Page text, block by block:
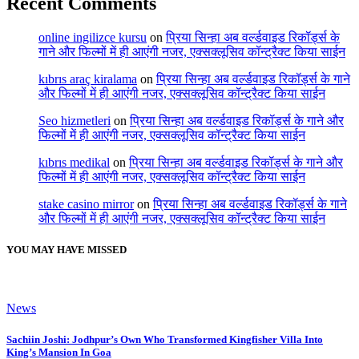
online ingilizce kursu onप्रिया सिन्हा अब वर्ल्डवाइड रिकॉर्ड्स के
गाने और फिल्मों में ही आएंगी नजर, एक्सक्लूसिव कॉन्ट्रैक्ट किया साईन
kıbrıs araç kiralama onप्रिया सिन्हा अब वर्ल्डवाइड रिकॉर्ड्स के गाने
और फिल्मों में ही आएंगी नजर, एक्सक्लूसिव कॉन्ट्रैक्ट किया साईन
Seo hizmetleri onप्रिया सिन्हा अब वर्ल्डवाइड रिकॉर्ड्स के गाने और
फिल्मों में ही आएंगी नजर, एक्सक्लूसिव कॉन्ट्रैक्ट किया साईन
kıbrıs medikal onप्रिया सिन्हा अब वर्ल्डवाइड रिकॉर्ड्स के गाने और
फिल्मों में ही आएंगी नजर, एक्सक्लूसिव कॉन्ट्रैक्ट किया साईन
stake casino mirroronप्रिया सिन्हा अब वर्ल्डवाइड रिकॉर्ड्स के गाने
और फिल्मों में ही आएंगी नजर, एक्सक्लूसिव कॉन्ट्रैक्ट किया साईन
YOU MAY HAVE MISSED
News
Sachiin Joshi: Jodhpur’s Own Who Transformed Kingfisher Villa Into
King’s Mansion In Goa